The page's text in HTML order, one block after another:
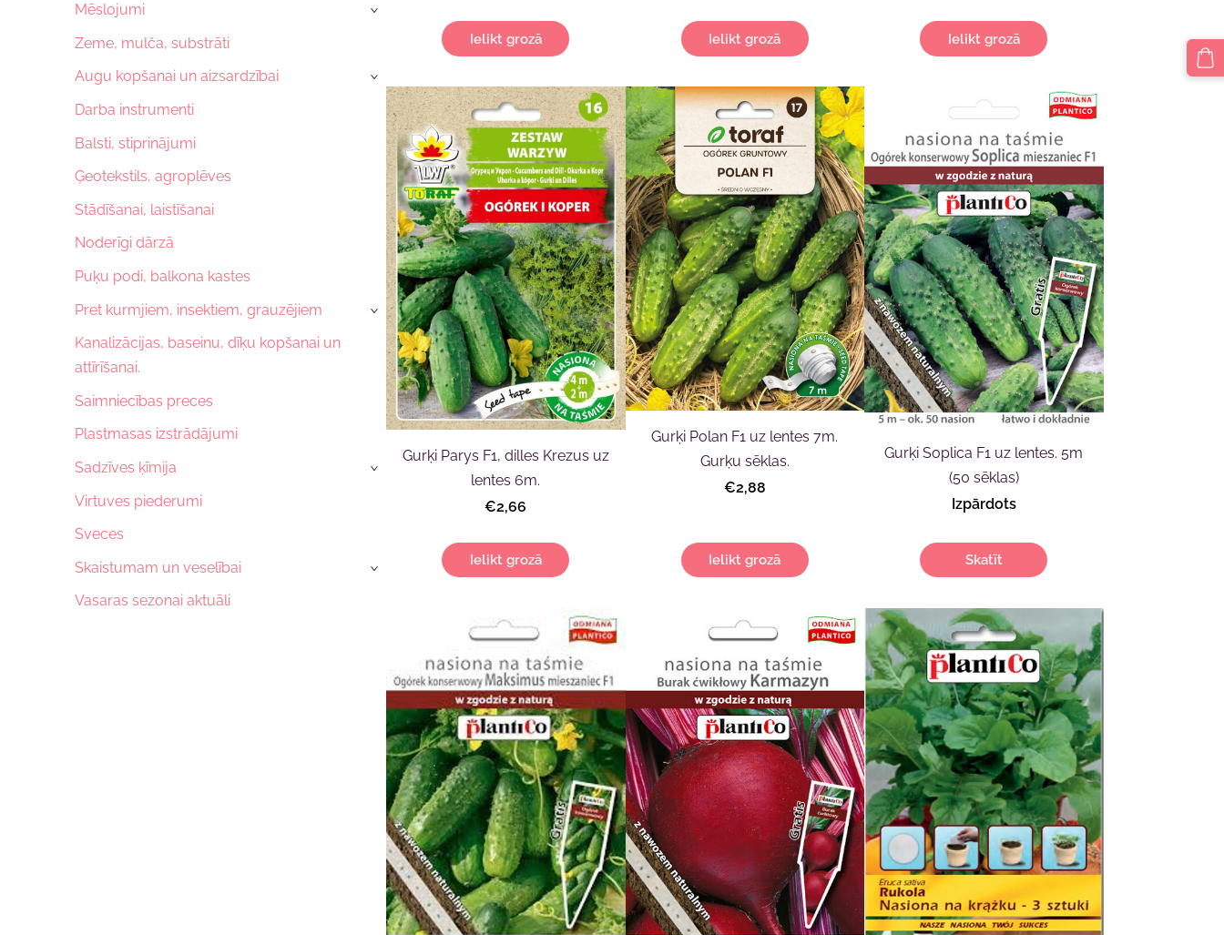
Mēslojumi
›
Zeme, mulča, substrāti
Augu kopšanai un aizsardzībai
›
Darba instrumenti
Balsti, stiprinājumi
Ģeotekstils, agroplēves
Stādīšanai, laistīšanai
Noderīgi dārzā
Puķu podi, balkona kastes
Pret kurmjiem, insektiem, grauzējiem
›
Kanalizācijas, baseinu, dīķu kopšanai un
attīrīšanai.
Saimniecības preces
Plastmasas izstrādājumi
Sadzīves ķīmija
›
Virtuves piederumi
Sveces
Skaistumam un veselībai
›
Vasaras sezonai aktuāli
Ielikt grozā Ielikt grozā Ielikt grozā
Gurķi Parys F1, dilles Krezus uz
lentes 6m.
€2,66
Ielikt grozā
Gurķi Polan F1 uz lentes 7m.
Gurķu sēklas.
€2,88
Ielikt grozā
Gurķi Soplica F1 uz lentes. 5m
(50 sēklas)
Izpārdots
Skatīt